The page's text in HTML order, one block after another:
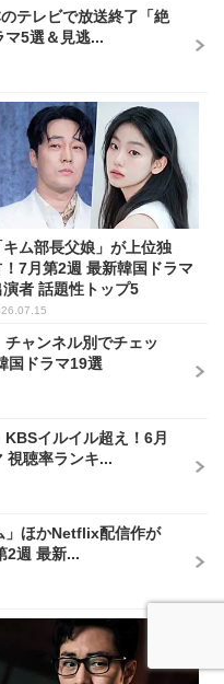
テレビで放送終了「絶
マ5選＆見逃...
キム部長父娘」が上位独
！7月第2週 最新韓国ドラマ
演者 話題性トップ5
チャンネル別でチェッ
国ドラマ19選
KBSイルイル超え！6月
視聴率ランキ...
」ほかNetflix配信作が
2週 最新...